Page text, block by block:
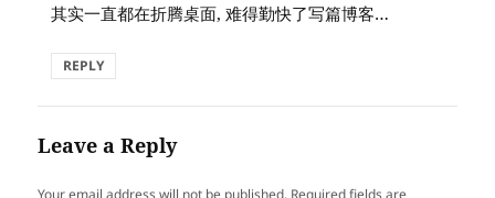
其实一直都在折腾桌面, 难得勤快了写篇博客…
REPLY
Leave a Reply
Your email address will not be published. Required fields are